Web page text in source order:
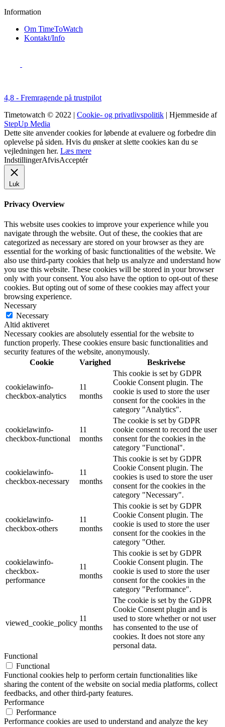
Information
Om TimeToWatch
Kontakt/Info
4,8 - Fremragende på trustpilot
Timetowatch © 2022 | Cookie- og privatlivspolitik | Hjemmeside af
StepUp Media
Dette site anvender cookies for løbende at evaluere og forbedre din
oplevelse på siden. Hvis du ønsker at slette cookies kan du se
vejledningen her. Læs mere
IndstillingerAfvisAcceptér
Luk
Privacy Overview
This website uses cookies to improve your experience while you
navigate through the website. Out of these, the cookies that are
categorized as necessary are stored on your browser as they are
essential for the working of basic functionalities of the website. We
also use third-party cookies that help us analyze and understand how
you use this website. These cookies will be stored in your browser
only with your consent. You also have the option to opt-out of these
cookies. But opting out of some of these cookies may affect your
browsing experience.
Necessary
Necessary
Altid aktiveret
Necessary cookies are absolutely essential for the website to
function properly. These cookies ensure basic functionalities and
security features of the website, anonymously.
Cookie
Varighed Beskrivelse
cookielawinfo-
checkbox-analytics
11
months
This cookie is set by GDPR
Cookie Consent plugin. The
cookie is used to store the user
consent for the cookies in the
category "Analytics".
cookielawinfo-
checkbox-functional
11
months
The cookie is set by GDPR
cookie consent to record the user
consent for the cookies in the
category "Functional".
cookielawinfo-
checkbox-necessary
11
months
This cookie is set by GDPR
Cookie Consent plugin. The
cookies is used to store the user
consent for the cookies in the
category "Necessary".
cookielawinfo-
checkbox-others
11
months
This cookie is set by GDPR
Cookie Consent plugin. The
cookie is used to store the user
consent for the cookies in the
category "Other.
cookielawinfo-
checkbox-
performance
11
months
This cookie is set by GDPR
Cookie Consent plugin. The
cookie is used to store the user
consent for the cookies in the
category "Performance".
viewed_cookie_policy
11
months
The cookie is set by the GDPR
Cookie Consent plugin and is
used to store whether or not user
has consented to the use of
cookies. It does not store any
personal data.
Functional
Functional
Functional cookies help to perform certain functionalities like
sharing the content of the website on social media platforms, collect
feedbacks, and other third-party features.
Performance
Performance
Performance cookies are used to understand and analyze the key